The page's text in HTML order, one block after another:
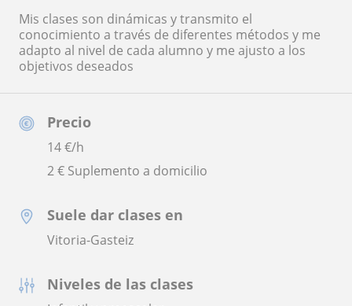
Precio
14€/h
2 € Suplemento a domicilio
Suele dar clases en
Vitoria-Gasteiz
Niveles de las clases
Mis clases son dinámicas y transmito el
conocimiento a través de diferentes métodos y me
adapto al nivel de cada alumno y me ajusto a los
objetivos deseados